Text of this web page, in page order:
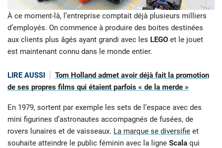
À ce moment-là, l’entreprise comptait déjà plusieurs milliers
d’employés. On commence à produire des boites destinées
aux clients plus âgés ayant grandi avec les LEGO et le jouet
est maintenant connu dans le monde entier.
LIRE AUSSI
Tom Holland admet avoir déjà fait la promotion
de ses propres films qui étaient parfois « de la merde »
En 1979, sortent par exemple les sets de l’espace avec des
mini figurines d’astronautes accompagnés de fusées, de
rovers lunaires et de vaisseaux. La marque se diversifie et
souhaite atteindre le public féminin avec la ligne Scala qui